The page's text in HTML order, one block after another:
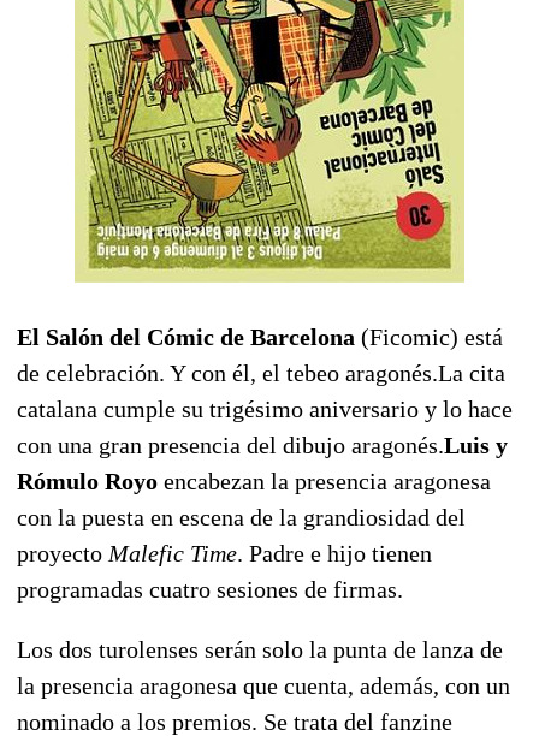
El Salón del Cómic de Barcelona (Ficomic) está
de celebración. Y con él, el tebeo aragonés.La cita
catalana cumple su trigésimo aniversario y lo hace
con una gran presencia del dibujo aragonés.Luis y
Rómulo Royo encabezan la presencia aragonesa
con la puesta en escena de la grandiosidad del
proyecto Malefic Time. Padre e hijo tienen
programadas cuatro sesiones de firmas.
Los dos turolenses serán solo la punta de lanza de
la presencia aragonesa que cuenta, además, con un
nominado a los premios. Se trata del fanzine